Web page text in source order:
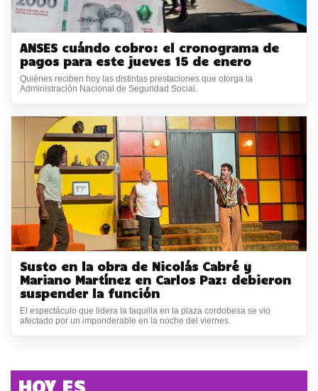
ANSES cuándo cobro: el cronograma de
pagos para este jueves 15 de enero
Quiénes reciben hoy las distintas prestaciones que otorga la
Administración Nacional de Seguridad Social.
Susto en la obra de Nicolás Cabré y
Mariano Martínez en Carlos Paz: debieron
suspender la función
El espectáculo que lidera la taquilla en la plaza cordobesa se vio
afectado por un imponderable en la noche del viernes.
HOY ES